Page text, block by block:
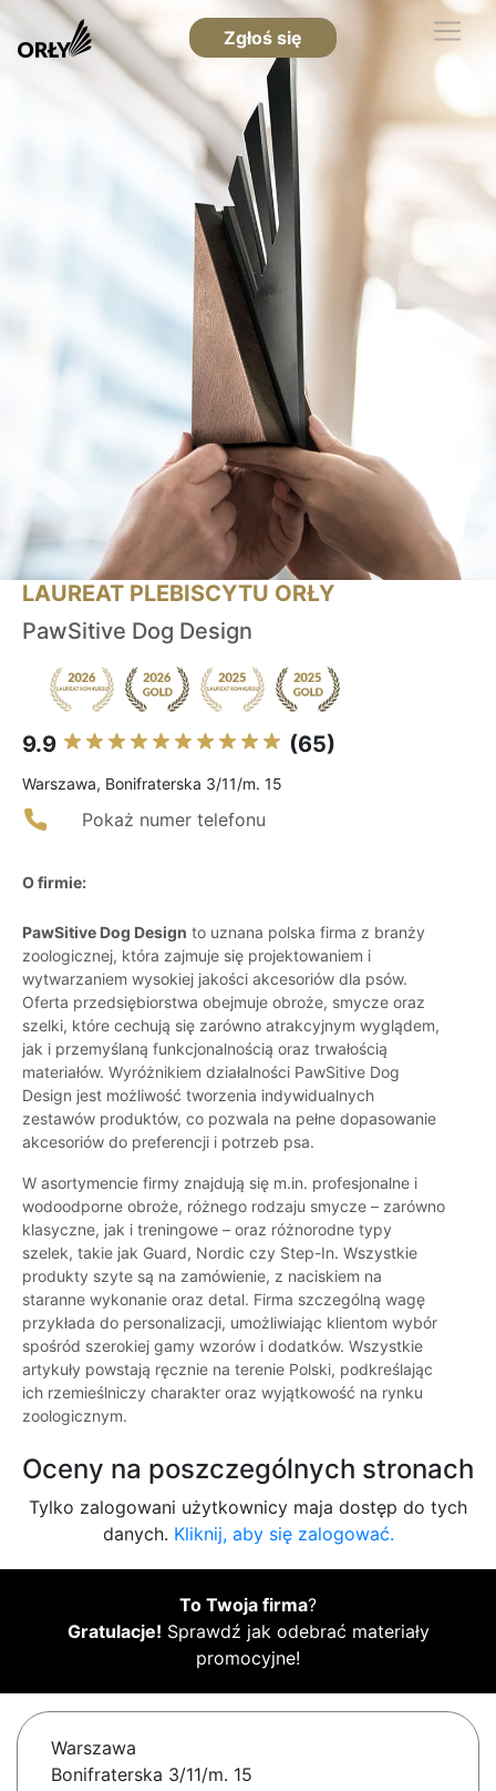
Zgłoś się
LAUREAT PLEBISCYTU ORŁY
PawSitive Dog Design
9.9 (65)
Warszawa, Bonifraterska 3/11/m. 15
Pokaż numer telefonu
O firmie:
PawSitive Dog Design to uznana polska firma z branży
zoologicznej, która zajmuje się projektowaniem i
wytwarzaniem wysokiej jakości akcesoriów dla psów.
Oferta przedsiębiorstwa obejmuje obroże, smycze oraz
szelki, które cechują się zarówno atrakcyjnym wyglądem,
jak i przemyślaną funkcjonalnością oraz trwałością
materiałów. Wyróżnikiem działalności PawSitive Dog
Design jest możliwość tworzenia indywidualnych
zestawów produktów, co pozwala na pełne dopasowanie
akcesoriów do preferencji i potrzeb psa.
W asortymencie firmy znajdują się m.in. profesjonalne i
wodoodporne obroże, różnego rodzaju smycze – zarówno
klasyczne, jak i treningowe – oraz różnorodne typy
szelek, takie jak Guard, Nordic czy Step-In. Wszystkie
produkty szyte są na zamówienie, z naciskiem na
staranne wykonanie oraz detal. Firma szczególną wagę
przykłada do personalizacji, umożliwiając klientom wybór
spośród szerokiej gamy wzorów i dodatków. Wszystkie
artykuły powstają ręcznie na terenie Polski, podkreślając
ich rzemieślniczy charakter oraz wyjątkowość na rynku
zoologicznym.
Oceny na poszczególnych stronach
Tylko zalogowani użytkownicy maja dostęp do tych
danych. Kliknij, aby się zalogować.
To Twoja firma?
Gratulacje! Sprawdź jak odebrać materiały
promocyjne!
Warszawa
Bonifraterska 3/11/m. 15